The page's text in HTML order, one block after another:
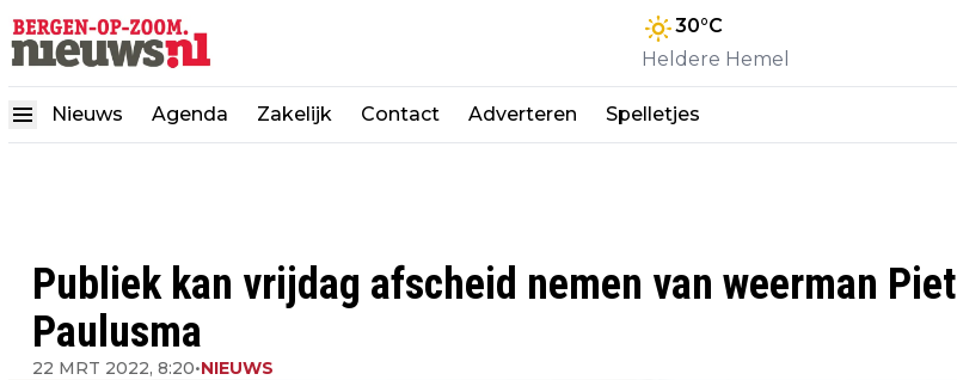
30°C
Heldere Hemel
Nieuws Agenda Zakelijk Contact Adverteren Spelletjes
Publiek kan vrijdag afscheid nemen van weerman Piet
Paulusma
22 MRT 2022, 8:20•NIEUWS